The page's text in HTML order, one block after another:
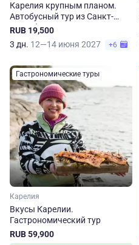
Карелия крупным планом.
Автобусный тур из Санкт-
Петербурга
RUB 19,500
3 дн. 12—14 июня 2027 +6
Гастрономические туры
Карелия
Вкусы Карелии.
Гастрономический тур
RUB 59,900